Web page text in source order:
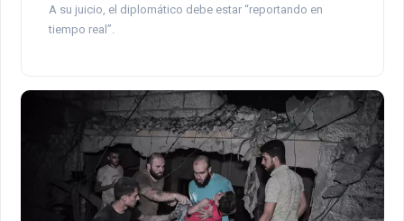
A su juicio, el diplomático debe estar “reportando en
tiempo real”.